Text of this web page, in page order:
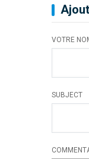
VOTRE
SUBJECT